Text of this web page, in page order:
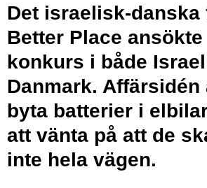
Det israelisk-danska
Better Place
konkurs i både
Danmark. Affärsidén
byta batterier i
att vänta på att de
inte hela vägen.